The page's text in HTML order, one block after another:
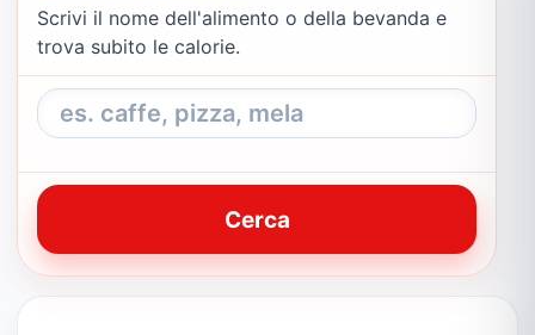
Scrivi il nome dell'alimento o della bevanda e
trova subito le calorie.
Cerca